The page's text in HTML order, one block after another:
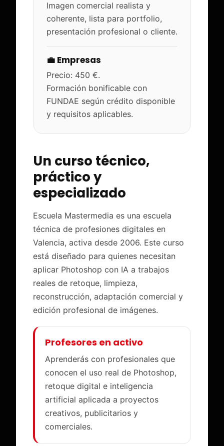
Imagen comercial realista y
coherente, lista para portfolio,
presentación profesional o cliente.
💼 Empresas
Precio: 450 €.
Formación bonificable con
FUNDAE según crédito disponible
y requisitos aplicables.
Un curso técnico,
práctico y
especializado
Escuela Mastermedia es una escuela
técnica de profesiones digitales en
Valencia, activa desde 2006. Este curso
está diseñado para quienes necesitan
aplicar Photoshop con IA a trabajos
reales de retoque, limpieza,
reconstrucción, adaptación comercial y
edición profesional de imágenes.
Profesores en activo
Aprenderás con profesionales que
conocen el uso real de Photoshop,
retoque digital e inteligencia
artificial aplicada a proyectos
creativos, publicitarios y
comerciales.